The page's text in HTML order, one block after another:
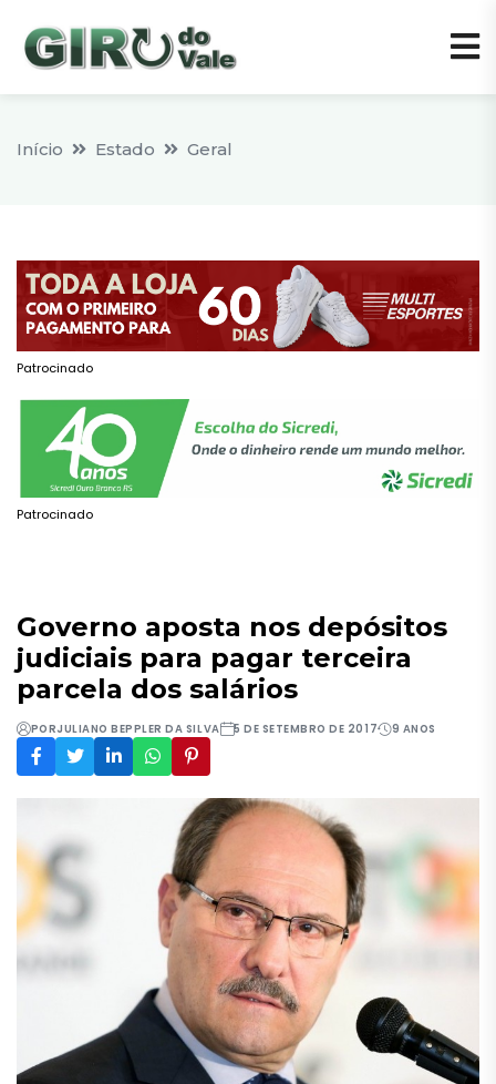
Início Estado Geral
Patrocinado
Patrocinado
Governo aposta nos depósitos
judiciais para pagar terceira
parcela dos salários
PORJULIANO BEPPLER DA SILVA 5 DE SETEMBRO DE 2017 9 ANOS